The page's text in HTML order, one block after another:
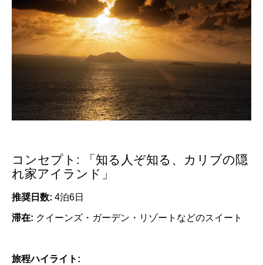
コンセプト: 「知る人ぞ知る、カリブの隠
れ家アイランド」
推奨日数: 4泊6日
滞在: クイーンズ・ガーデン・リゾートなどのスイート
旅程ハイライト: